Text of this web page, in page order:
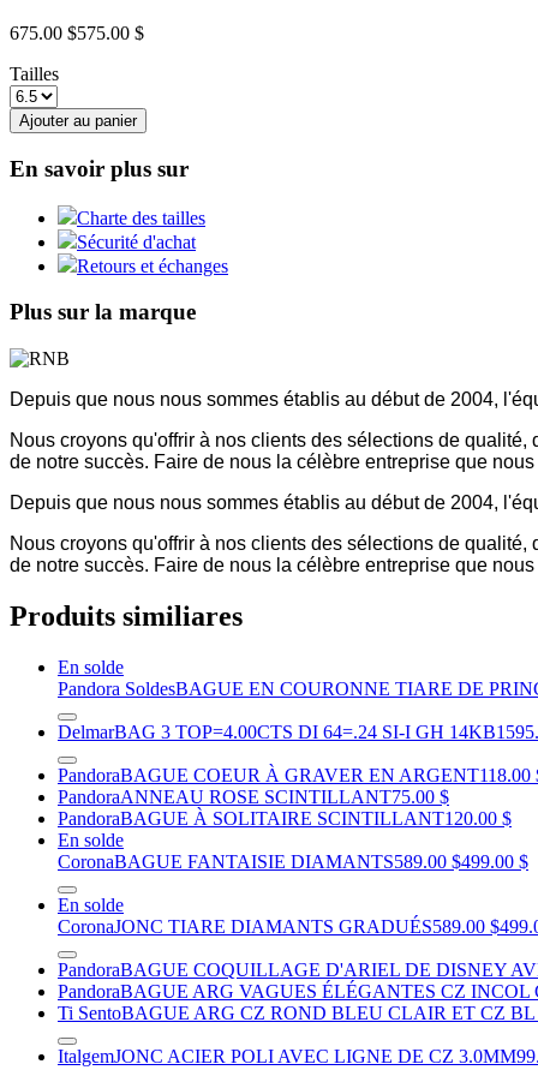
675.00 $575.00 $
Tailles
Ajouter au panier
En savoir plus sur
Charte des tailles
Sécurité d'achat
Retours et échanges
Plus sur la marque
Depuis que nous nous sommes établis au début de 2004,
Nous croyons qu'offrir à nos clients des sélections de
de notre succès. Faire de nous la célèbre entreprise que
Depuis que nous nous sommes établis au début de 2004,
Nous croyons qu'offrir à nos clients des sélections de
de notre succès. Faire de nous la célèbre entreprise que
Produits similiares
En solde
Pandora SoldesBAGUE EN COURONNE TIARE DE
DelmarBAG 3 TOP=4.00CTS DI 64=.24 SI-I GH 14KB
PandoraBAGUE COEUR À GRAVER EN ARGENT118.00
PandoraANNEAU ROSE SCINTILLANT75.00 $
PandoraBAGUE À SOLITAIRE SCINTILLANT120.00 $
En solde
CoronaBAGUE FANTAISIE DIAMANTS589.00 $499.00 $
En solde
CoronaJONC TIARE DIAMANTS GRADUÉS589.00 $
PandoraBAGUE COQUILLAGE D'ARIEL DE DISNEY
PandoraBAGUE ARG VAGUES ÉLÉGANTES CZ INCOL
Ti SentoBAGUE ARG CZ ROND BLEU CLAIR ET CZ BL
ItalgemJONC ACIER POLI AVEC LIGNE DE CZ 3.0MM